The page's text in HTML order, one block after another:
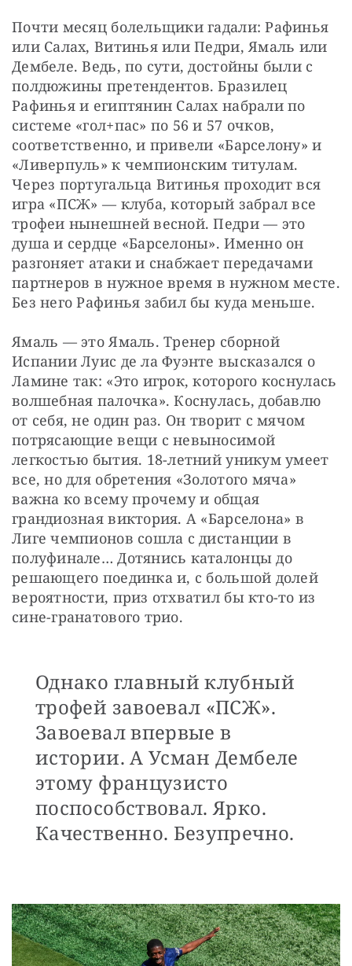
Почти месяц болельщики гадали: Рафинья
или Салах, Витинья или Педри, Ямаль или
Дембеле. Ведь, по сути, достойны были с
полдюжины претендентов. Бразилец
Рафинья и египтянин Салах набрали по
системе «гол+пас» по 56 и 57 очков,
соответственно, и привели «Барселону» и
«Ливерпуль» к чемпионским титулам.
Через португальца Витинья проходит вся
игра «ПСЖ» — клуба, который забрал все
трофеи нынешней весной. Педри — это
душа и сердце «Барселоны». Именно он
разгоняет атаки и снабжает передачами
партнеров в нужное время в нужном месте.
Без него Рафинья забил бы куда меньше.
Ямаль — это Ямаль. Тренер сборной
Испании Луис де ла Фуэнте высказался о
Ламине так: «Это игрок, которого коснулась
волшебная палочка». Коснулась, добавлю
от себя, не один раз. Он творит с мячом
потрясающие вещи с невыносимой
легкостью бытия. 18-летний уникум умеет
все, но для обретения «Золотого мяча»
важна ко всему прочему и общая
грандиозная виктория. А «Барселона» в
Лиге чемпионов сошла с дистанции в
полуфинале… Дотянись каталонцы до
решающего поединка и, с большой долей
вероятности, приз отхватил бы кто-то из
сине-гранатового трио.
Однако главный клубный
трофей завоевал «ПСЖ».
Завоевал впервые в
истории. А Усман Дембеле
этому французисто
поспособствовал. Ярко.
Качественно. Безупречно.